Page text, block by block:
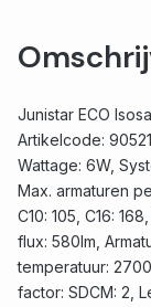
Junistar ECO
Artikelcode:
Wattage: 6W,
Max. armaturen
C10: 105, C16:
flux: 580lm,
temperatuur:
factor: SDCM: 2,